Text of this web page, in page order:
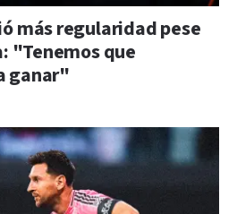
más regularidad pese
"Tenemos que
ganar"